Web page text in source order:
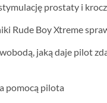
prostaty i
Rude Boy Xtreme
jaką daje pilot
pomocą pilota